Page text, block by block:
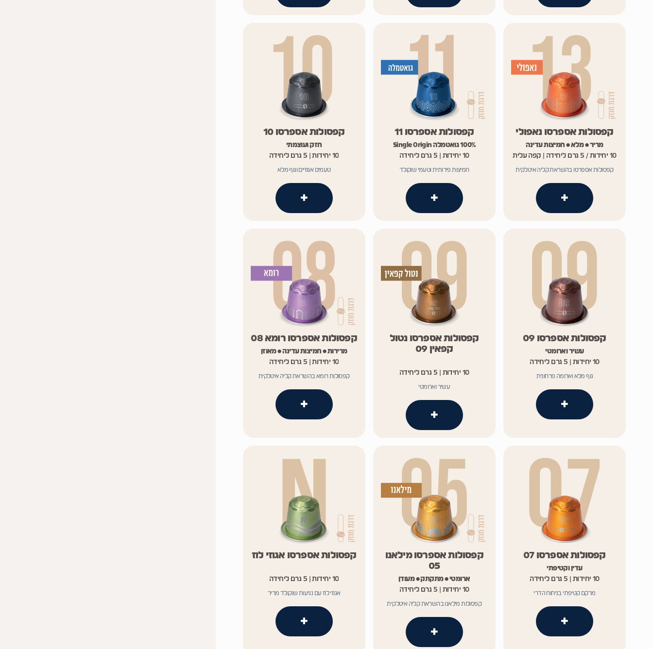
קפסולות אספרסו נאפולי
מריר • מלא • חמיצות עדינה
10 יחידות / 5 גרם ליחידה | קפה עלית
קפסולות אספרסו בהשראת קליה איטלקית
+
קפסולות אספרסו 11
100% גואטמלה Single Origin
10 יחידות | 5 גרם ליחידה
חמיצות פירותית וטעמי שוקולד
+
קפסולות אספרסו 10
חזק ועוצמתי
10 יחידות | 5 גרם ליחידה
טעמים אגוזיים וגוף מלא
+
קפסולות אספרסו 09
עשיר וארומטי
10 יחידות | 5 גרם ליחידה
גוף מלא וארומה פרחונית
+
קפסולות אספרסו נטול
קפאין 09
10 יחידות | 5 גרם ליחידה
עשיר וארומטי
+
קפסולות אספרסו רומא 08
מרירות • חמיצות עדינה • מאוזן
10 יחידות | 5 גרם ליחידה
קפסולות רומא בהשראת קליה איטלקית
+
קפסולות אספרסו 07
עדין וקטיפתי
10 יחידות | 5 גרם ליחידה
מרקם קטיפתי בניחוח הדרי
+
קפסולות אספרסו מילאנו
05
ארומטי • מתקתק • מעודן
10 יחידות | 5 גרם ליחידה
קפסולות מילאנו בהשראת קליה איטלקית
+
קפסולות אספרסו אגוזי לוז
10 יחידות | 5 גרם ליחידה
אגוזי לוז עם נגיעות שוקולד מריר
+